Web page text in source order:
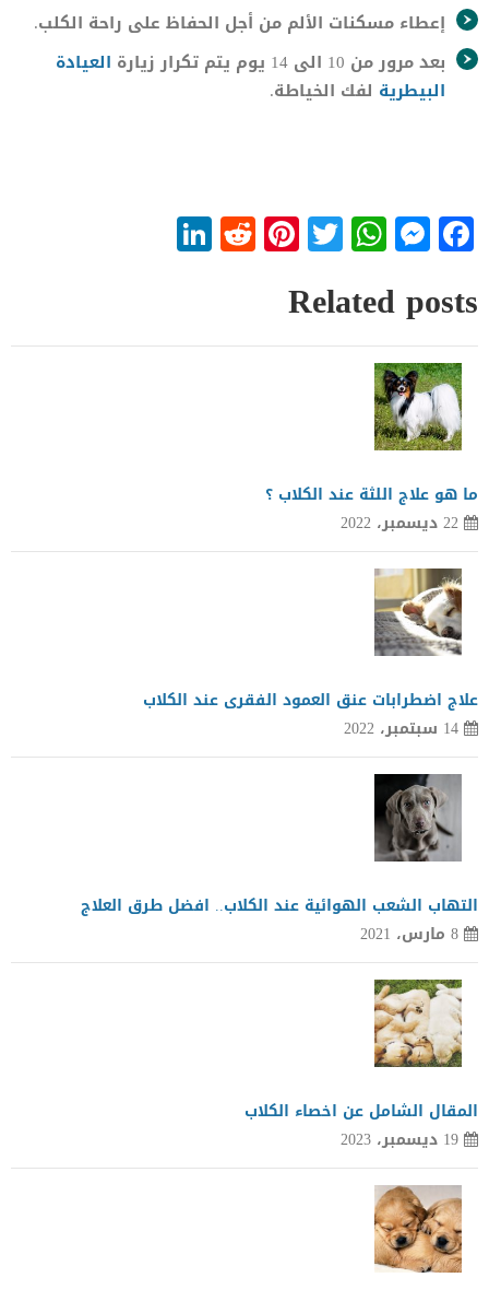
إعطاء مسكنات الألم من أجل الحفاظ على راحة الكلب.
بعد مرور من 10 الى 14 يوم يتم تكرار زيارة
العيادة
البيطرية لفك الخياطة.
Facebook
Messenger
WhatsApp
Twitter
Pinterest
Reddit
Related posts
ما هو علاج اللثة عند الكلاب ؟
22 ديسمبر، 2022
علاج اضطرابات عنق العمود الفقرى عند الكلاب
14 سبتمبر، 2022
التهاب الشعب الهوائية عند الكلاب.. افضل طرق العلاج
8 مارس، 2021
المقال الشامل عن اخصاء الكلاب
19 ديسمبر، 2023